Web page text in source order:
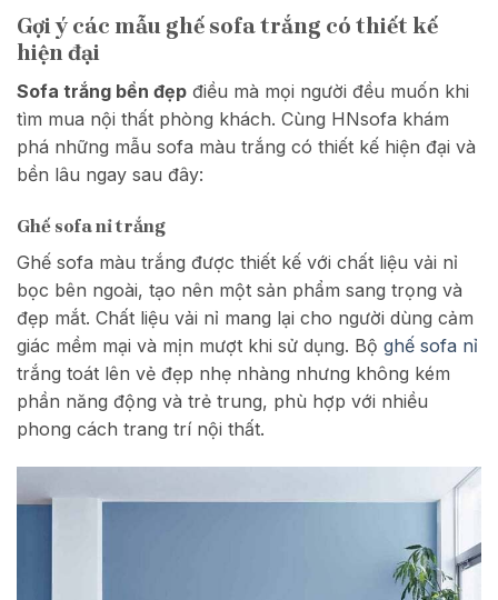
Gợi ý các mẫu ghế sofa trắng có thiết kế
hiện đại
Sofa trắng bền đẹp điều mà mọi người đều muốn khi
tìm mua nội thất phòng khách. Cùng HNsofa khám
phá những mẫu sofa màu trắng có thiết kế hiện đại và
bền lâu ngay sau đây:
Ghế sofa nỉ trắng
Ghế sofa màu trắng được thiết kế với chất liệu vải nỉ
bọc bên ngoài, tạo nên một sản phẩm sang trọng và
đẹp mắt. Chất liệu vải nỉ mang lại cho người dùng cảm
giác mềm mại và mịn mượt khi sử dụng. Bộ ghế sofa nỉ
trắng toát lên vẻ đẹp nhẹ nhàng nhưng không kém
phần năng động và trẻ trung, phù hợp với nhiều
phong cách trang trí nội thất.